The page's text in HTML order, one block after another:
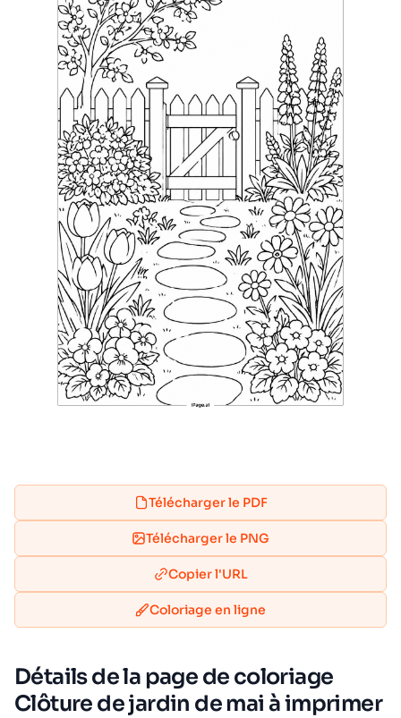
Télécharger le PDF
Télécharger le PNG
Copier l'URL
Coloriage en ligne
Détails de la page de coloriage
Clôture de jardin de mai à imprimer